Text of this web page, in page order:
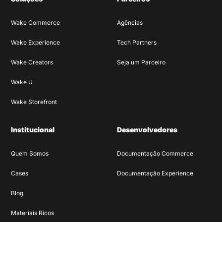
Wake Commerce
Wake Experience
Wake Creators
Wake U
Wake Storefront
Agências
Tech Partners
Seja um Parceiro
Institucional
Quem Somos
Cases
Blog
Materiais Ricos
Desenvolvedores
Documentação Commerce
Documentação Experience